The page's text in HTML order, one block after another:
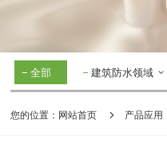
全部 建筑防水领域
您的位置： 网站首页 产品应用